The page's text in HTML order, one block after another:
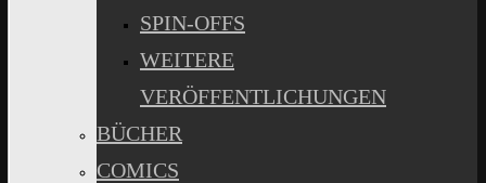
SPIN-OFFS
WEITERE
VERÖFFENTLICHUNGEN
BÜCHER
COMICS